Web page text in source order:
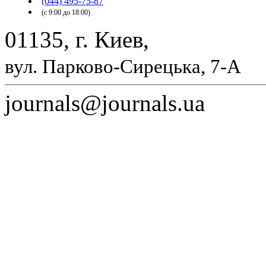
(с 9:00 до 18:00)
01135, г. Киев,
вул. Парково-Сирецька, 7-А
journals@journals.ua